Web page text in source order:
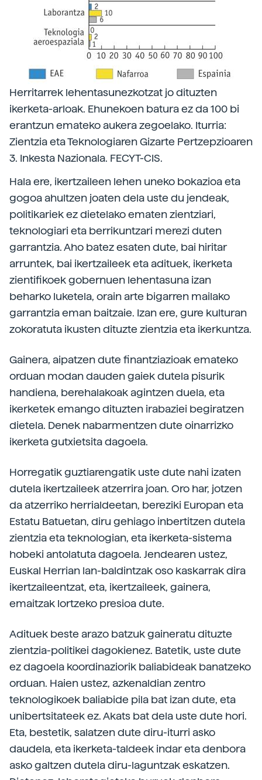
Herritarrek lehentasunezkotzat jo dituzten
ikerketa-arloak. Ehunekoen batura ez da 100 bi
erantzun emateko aukera zegoelako. Iturria:
Zientzia eta Teknologiaren Gizarte Pertzepzioaren
3. Inkesta Nazionala. FECYT-CIS.
Hala ere, ikertzaileen lehen uneko bokazioa eta
gogoa ahultzen joaten dela uste du jendeak,
politikariek ez dietelako ematen zientziari,
teknologiari eta berrikuntzari merezi duten
garrantzia. Aho batez esaten dute, bai hiritar
arruntek, bai ikertzaileek eta adituek, ikerketa
zientifikoek gobernuen lehentasuna izan
beharko luketela, orain arte bigarren mailako
garrantzia eman baitzaie. Izan ere, gure kulturan
zokoratuta ikusten dituzte zientzia eta ikerkuntza.
Gainera, aipatzen dute finantziazioak emateko
orduan modan dauden gaiek dutela pisurik
handiena, berehalakoak agintzen duela, eta
ikerketek emango dituzten irabaziei begiratzen
dietela. Denek nabarmentzen dute oinarrizko
ikerketa gutxietsita dagoela.
Horregatik guztiarengatik uste dute nahi izaten
dutela ikertzaileek atzerrira joan. Oro har, jotzen
da atzerriko herrialdeetan, bereziki Europan eta
Estatu Batuetan, diru gehiago inbertitzen dutela
zientzia eta teknologian, eta ikerketa-sistema
hobeki antolatuta dagoela. Jendearen ustez,
Euskal Herrian lan-baldintzak oso kaskarrak dira
ikertzaileentzat, eta, ikertzaileek, gainera,
emaitzak lortzeko presioa dute.
Adituek beste arazo batzuk gaineratu dituzte
zientzia-politikei dagokienez. Batetik, uste dute
ez dagoela koordinaziorik baliabideak banatzeko
orduan. Haien ustez, azkenaldian zentro
teknologikoek baliabide pila bat izan dute, eta
unibertsitateek ez. Akats bat dela uste dute hori.
Eta, bestetik, salatzen dute diru-iturri asko
daudela, eta ikerketa-taldeek indar eta denbora
asko galtzen dutela diru-laguntzak eskatzen.